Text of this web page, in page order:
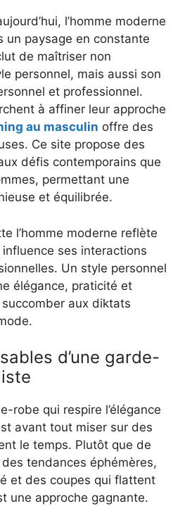
l’homme moderne
un paysage en constante
de maîtriser non
personnel, mais aussi son
et professionnel.
à affiner leur approche
au masculin offre des
Ce site propose des
défis contemporains que
permettant une
et équilibrée.
l’homme moderne reflète
ses interactions
Un style personnel
élégance, praticité et
aux diktats
d’une garde-
robe qui respire l’élégance
avant tout miser sur des
le temps. Plutôt que de
tendances éphémères,
et des coupes qui flattent
une approche gagnante.